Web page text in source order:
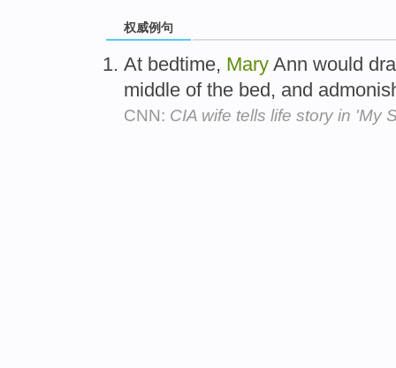
权威例句
At bedtime, Mary Ann would
middle of the bed, and
CNN: CIA wife tells life story in 'My